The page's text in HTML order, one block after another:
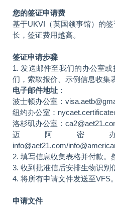
您的签证申请费
基于UKVI（英国领事馆）的
长，签证费用越高。
签证申请步骤
1. 发送邮件至我们的办公室
们，索取报价、示例信息收集
电子邮件地址 ：
波士顿办公室：
纽约办公室：
洛杉矶办公室：
迈阿密
info@aet21.com/
2. 填写信息收集表格并付款。
3. 收到批准信后安排生物识别
4. 将所有申请文件发送至VFS。
申请文件